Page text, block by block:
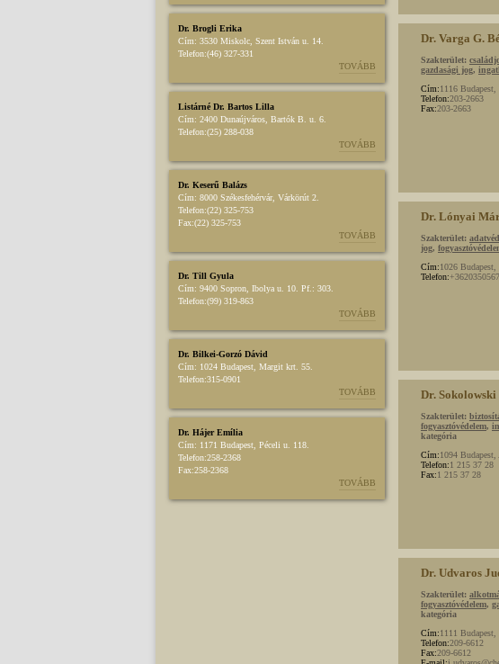
Dr. Brogli Erika
Cím: 3530 Miskolc, Szent István u. 14.
Telefon:(46) 327-331
TOVÁBB
Listárné Dr. Bartos Lilla
Cím: 2400 Dunaújváros, Bartók B. u. 6.
Telefon:(25) 288-038
TOVÁBB
Dr. Keserű Balázs
Cím: 8000 Székesfehérvár, Várkörút 2.
Telefon:(22) 325-753
Fax:(22) 325-753
TOVÁBB
Dr. Till Gyula
Cím: 9400 Sopron, Ibolya u. 10. Pf.: 303.
Telefon:(99) 319-863
TOVÁBB
Dr. Bilkei-Gorzó Dávid
Cím: 1024 Budapest, Margit krt. 55.
Telefon:315-0901
TOVÁBB
Dr. Hájer Emília
Cím: 1171 Budapest, Péceli u. 118.
Telefon:258-2368
Fax:258-2368
TOVÁBB
Dr. Varga G.
Szakterület:
gazdasági jog,
Cím:1116 Budapest,
Telefon:203-2663
Fax:203-2663
Dr. Lónyai
Szakterület:
jog,
Cím:1026
Telefon:
Dr. Sokolowski
Szakterület:
fogyasztóvédelem,
kategória
Cím:1094
Telefon:1 215 37 28
Fax:1 215 37 28
Dr. Udvaros
Szakterület:
fogyasztóvédelem,
kategória
Cím:1111
Telefon:209-6612
Fax:209-6612